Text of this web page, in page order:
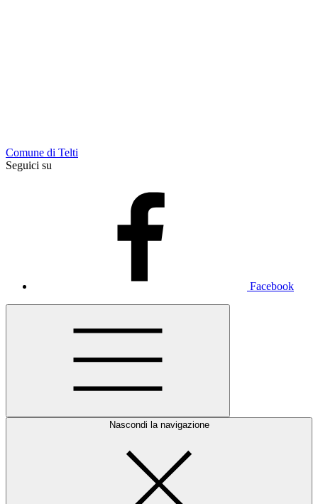
Comune di Telti
Seguici su
Facebook
Nascondi la navigazione